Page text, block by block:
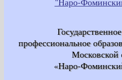
профессиональное
Московской
«Наро-